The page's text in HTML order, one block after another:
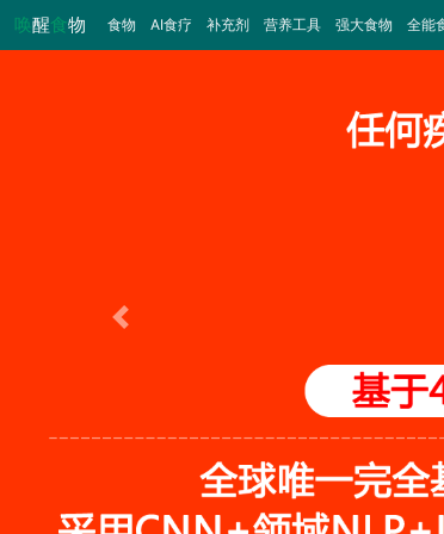
唤醒食物 食物 （当前）
AI食疗 补充剂 营养工具 强大食物 全能
Previous